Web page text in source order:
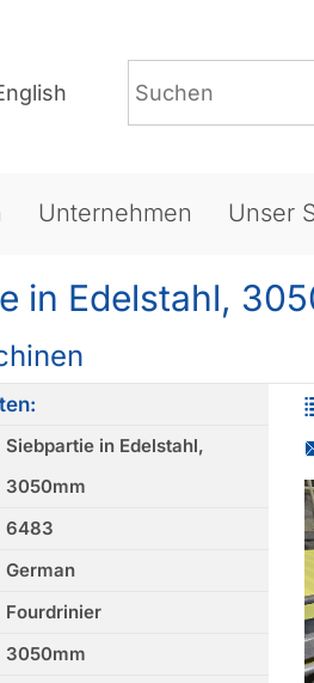
Unternehmen Unser
in Edelstahl,
Siebpartie in Edelstahl,
3050mm
6483
German
Fourdrinier
3050mm